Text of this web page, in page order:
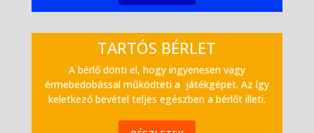
TARTÓS BÉRLET
A bérlő dönti el, hogy ingyenesen vagy
érmebedobással működteti a játékgépet. Az így
keletkező bevétel teljes egészben a bérlőt illeti.